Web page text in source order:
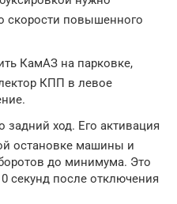
скорости повышенного
КамАЗ на парковке,
КПП в левое
задний ход. Его активация
остановке машины и
до минимума. Это
секунд после отключения